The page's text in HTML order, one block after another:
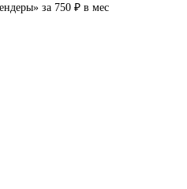
за 750 ₽ в мес